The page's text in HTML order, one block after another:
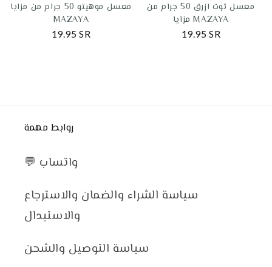
معسل موهيتو 50 جرام من مزايا
MAZAYA
19.95 SR
معسل توت ازرق 50 جرام من
مزايا MAZAYA
19.95 SR
روابط مهمة
💬 واتساب
سياسة الشراء والضمان والاسترجاع
والاستبدال
سياسة التوصيل والشحن